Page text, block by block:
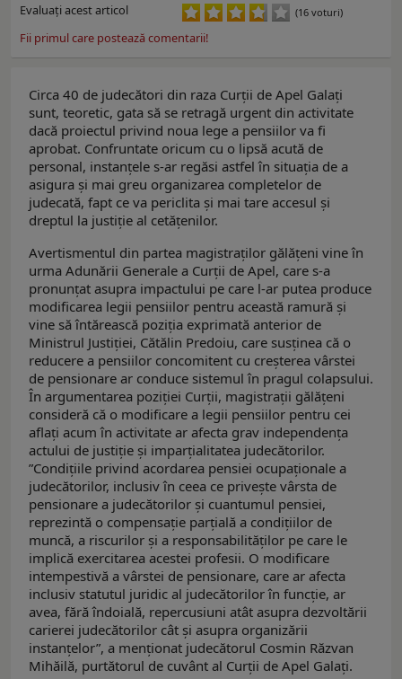
Evaluaţi acest articol (16 voturi)
Fii primul care postează comentarii!
Circa 40 de judecători din raza Curții de Apel Galați
sunt, teoretic, gata să se retragă urgent din activitate
dacă proiectul privind noua lege a pensiilor va fi
aprobat. Confruntate oricum cu o lipsă acută de
personal, instanțele s-ar regăsi astfel în situația de a
asigura și mai greu organizarea completelor de
judecată, fapt ce va periclita și mai tare accesul și
dreptul la justiție al cetățenilor.
Avertismentul din partea magistraților gălățeni vine în
urma Adunării Generale a Curții de Apel, care s-a
pronunțat asupra impactului pe care l-ar putea produce
modificarea legii pensiilor pentru această ramură și
vine să întărească poziția exprimată anterior de
Ministrul Justiției, Cătălin Predoiu, care susținea că o
reducere a pensiilor concomitent cu creșterea vârstei
de pensionare ar conduce sistemul în pragul colapsului.
În argumentarea poziției Curții, magistrații gălățeni
consideră că o modificare a legii pensiilor pentru cei
aflați acum în activitate ar afecta grav independența
actului de justiție și imparțialitatea judecătorilor.
”Condițiile privind acordarea pensiei ocupaționale a
judecătorilor, inclusiv în ceea ce privește vârsta de
pensionare a judecătorilor și cuantumul pensiei,
reprezintă o compensație parțială a condițiilor de
muncă, a riscurilor și a responsabilităților pe care le
implică exercitarea acestei profesii. O modificare
intempestivă a vârstei de pensionare, care ar afecta
inclusiv statutul juridic al judecătorilor în funcție, ar
avea, fără îndoială, repercusiuni atât asupra dezvoltării
carierei judecătorilor cât și asupra organizării
instanțelor”, a menționat judecătorul Cosmin Răzvan
Mihăilă, purtătorul de cuvânt al Curții de Apel Galați.